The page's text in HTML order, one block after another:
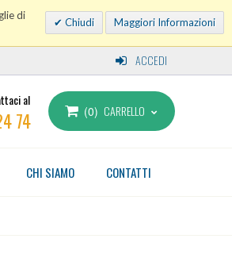
di
Chiudi Maggiori Informazioni
ACCEDI
al
74 0 CARRELLO
CONTATTI
CHI SIAMO